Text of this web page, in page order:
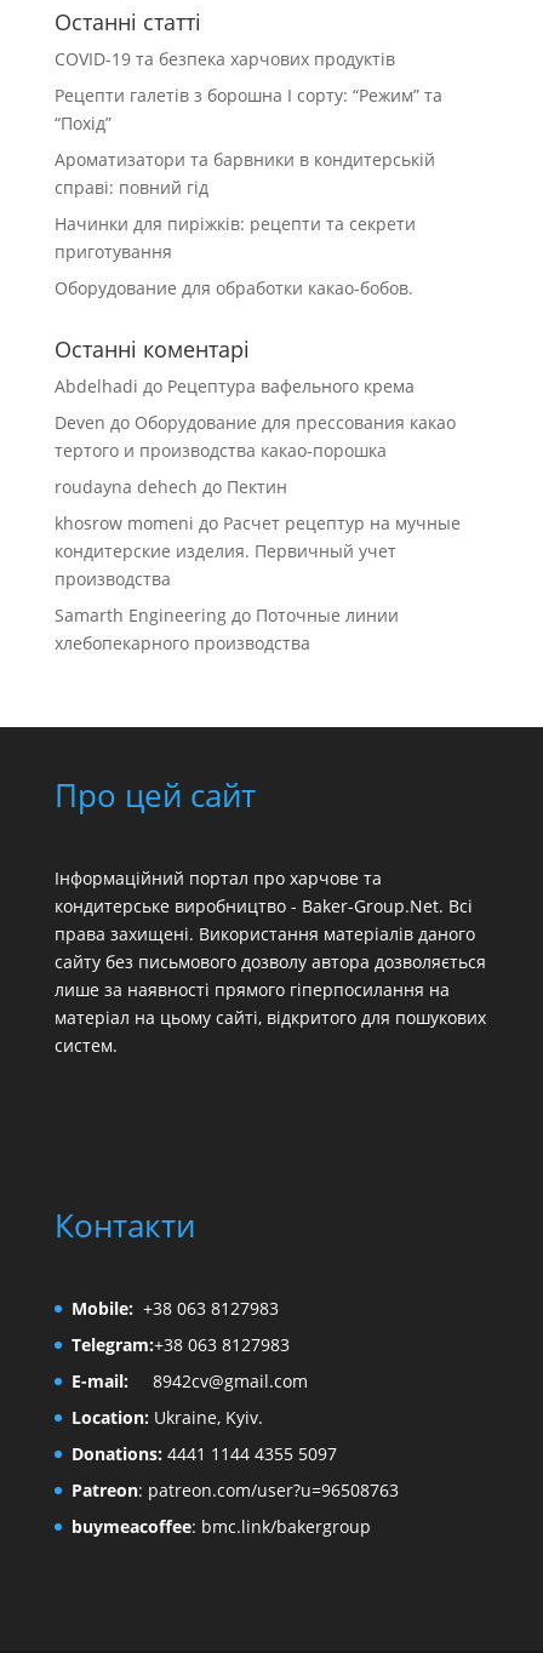
Останні статті
COVID-19 та безпека харчових продуктів
Рецепти галетів з борошна І сорту: “Режим” та
“Похід”
Ароматизатори та барвники в кондитерській
справі: повний гід
Начинки для пиріжків: рецепти та секрети
приготування
Оборудование для обработки какао-бобов.
Останні коментарі
Abdelhadi до Рецептура вафельного крема
Deven до Оборудование для прессования какао
тертого и производства какао-порошка
roudayna dehech до Пектин
khosrow momeni до Расчет рецептур на мучные
кондитерские изделия. Первичный учет
производства
Samarth Engineeringдо Поточные линии
хлебопекарного производства
Про цей сайт
Інформаційний портал про харчове та
кондитерське виробництво - Baker-Group.Net. Всі
права захищені. Використання матеріалів даного
сайту без письмового дозволу автора дозволяється
лише за наявності прямого гіперпосилання на
матеріал на цьому сайті, відкритого для пошукових
систем.
Контакти
Mobile: +38 063 8127983
Telegram:+38 063 8127983
E-mail:
8942cv@gmail.com
Location:Ukraine, Kyiv.
Donations:4441 1144 4355 5097
Patreon: patreon.com/user?u=96508763
buymeacoffee: bmc.link/bakergroup